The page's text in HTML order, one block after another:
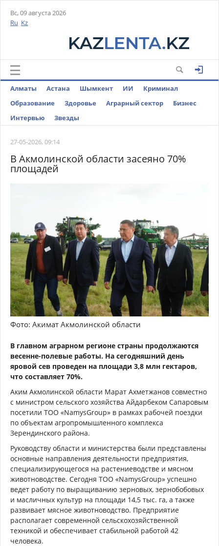
Вс, 09 августа 2026
Ru Kz
Алматы Астана Шымкент ИИ
Криминал
Образование
Здоровье Аграрный сектор
Бизнес
Интервью
Звезды
27-05-2026, 09:14
В Акмолинской области засеяно 70%
площадей
Фото: Акимат Акмолинской области
В главном аграрном регионе страны продолжаются
весенне-полевые работы. На сегодняшний день
яровой сев проведен на площади 3,8 млн гектаров,
что составляет 70%.
Аким Акмолинской области Марат Ахметжанов совместно
с министром сельского хозяйства Айдарбеком Сапаровым
посетили ТОО «NamysGroup» в рамках рабочей поездки
по объектам агропромышленного комплекса
Зерендинского района.
Руководству области и министерства были представлены
основные направления деятельности предприятия,
специализирующегося на растениеводстве и мясном
животноводстве. Сегодня ТОО «NamysGroup» успешно
ведет работу по выращиванию зерновых, зернобобовых
и масличных культур на площади 14,5 тыс. га, а также
развивает мясное животноводство. Предприятие
располагает современной сельскохозяйственной
техникой и обеспечивает стабильной работой 42
человека.